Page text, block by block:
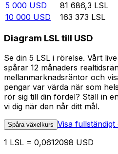
5 000 USD 81 686,3 LSL
10 000 USD 163 373 LSL
Diagram LSL till USD
Se din 5 LSL i rörelse. Vårt
spårar 12 månaders
mellanmarknadsräntor och
pengar var värda när som
rör sig till din fördel? Ställ in
vi dig när den når ditt mål.
Spåra växelkurs Visa fullständigt
1 LSL = 0,0612098 USD